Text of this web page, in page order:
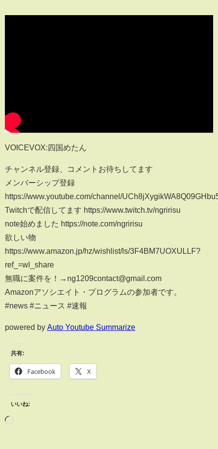
VOICEVOX:四国めたん
チャンネル登録、コメントお待ちしてます
メンバーシップ登録
https://www.youtube.com/channel/
Twitchで配信してます https://www.twitch.tv/ngririsu
note始めました https://note.com/ngririsu
欲しい物
https://www.amazon.jp/hz/wishlist/ls/3F4BM7UOXULLF?
ref_=wl_share
無職に案件を！→ng1209contact@gmail.com
Amazonアソシエイト・プログラムの参加者です。
#news #ニュース #速報
powered by Auto Youtube Summarize
共有:
Facebook X
いいね: